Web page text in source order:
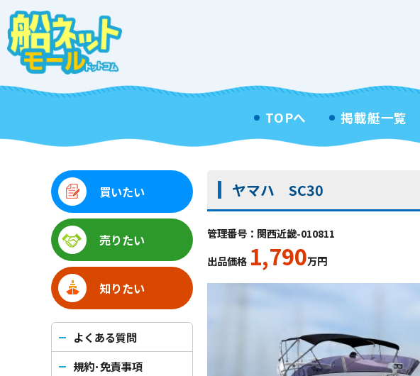
TOPへ 掲載艇一覧
ヤマハ SC30
管理番号：関西近畿-010811
出品価格 1,790万円
買いたい
売りたい
知りたい
よくある質問
規約･免責事項